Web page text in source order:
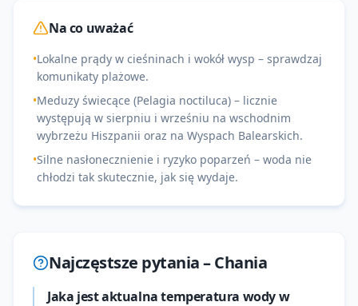
Na co uważać
•Lokalne prądy w cieśninach i wokół wysp – sprawdzaj
komunikaty plażowe.
•Meduzy świecące (Pelagia noctiluca) – licznie
występują w sierpniu i wrześniu na wschodnim
wybrzeżu Hiszpanii oraz na Wyspach Balearskich.
•Silne nasłonecznienie i ryzyko poparzeń – woda nie
chłodzi tak skutecznie, jak się wydaje.
Najczęstsze pytania –Chania
Jaka jest aktualna temperatura wody w